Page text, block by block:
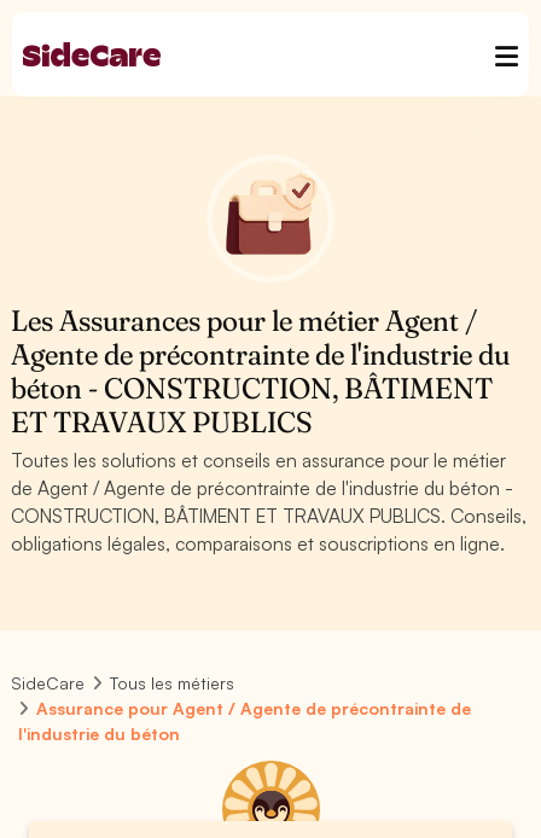
Les Assurances pour le métier Agent /
Agente de précontrainte de l'industrie du
béton - CONSTRUCTION, BÂTIMENT
ET TRAVAUX PUBLICS
Toutes les solutions et conseils en assurance pour le métier
de Agent / Agente de précontrainte de l'industrie du béton -
CONSTRUCTION, BÂTIMENT ET TRAVAUX PUBLICS. Conseils,
obligations légales, comparaisons et souscriptions en ligne.
SideCare
Tous les métiers
Assurance pour Agent / Agente de précontrainte de
l'industrie du béton